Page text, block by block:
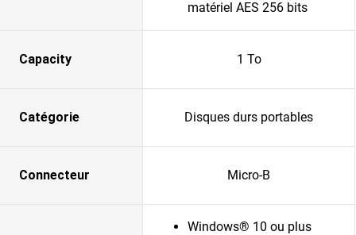
matériel AES 256 bits
Capacity 1 To
Catégorie Disques durs portables
Connecteur Micro-B
Windows® 10 ou plus